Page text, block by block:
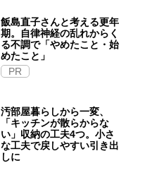
飯島直子さんと考える更年
期。自律神経の乱れからく
る不調で「やめたこと・始
めたこと」
PR
汚部屋暮らしから一変、
「キッチンが散らからな
い」収納の工夫4つ。小さ
な工夫で戻しやすい引き出
しに